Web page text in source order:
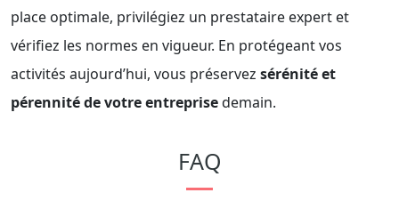
place optimale, privilégiez un prestataire expert et
vérifiez les normes en vigueur. En protégeant vos
activités aujourd’hui, vous préservez sérénité et
pérennité de votre entreprisedemain.
FAQ